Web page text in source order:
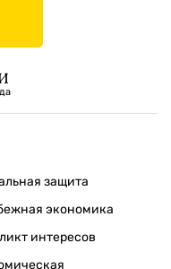
защита
экономика
интересов